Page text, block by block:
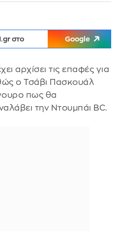
στο Google
αρχίσει τις επαφές για
ο Τσάβι Πασκουάλ
πως θα
την Ντουμπάι BC.